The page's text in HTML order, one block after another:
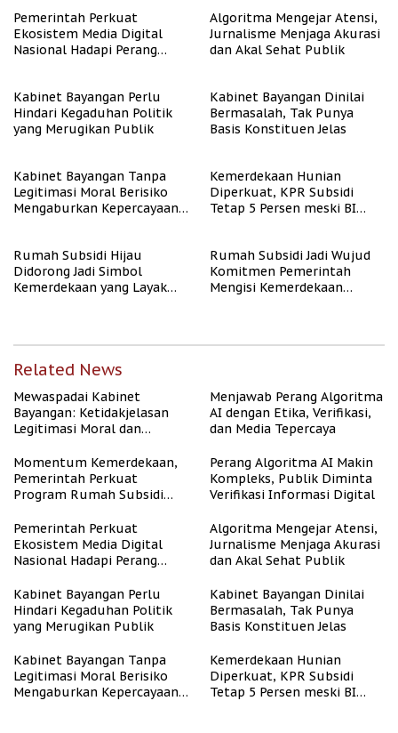
Pemerintah Perkuat
Ekosistem Media Digital
Nasional Hadapi Perang
Algoritma Mengejar Atensi,
Jurnalisme Menjaga Akurasi
dan Akal Sehat Publik
Kabinet Bayangan Perlu
Hindari Kegaduhan Politik
yang Merugikan Publik
Kabinet Bayangan Dinilai
Bermasalah, Tak Punya
Basis Konstituen Jelas
Kabinet Bayangan Tanpa
Legitimasi Moral Berisiko
Mengaburkan Kepercayaan
Kemerdekaan Hunian
Diperkuat, KPR Subsidi
Tetap 5 Persen meski BI
Rumah Subsidi Hijau
Didorong Jadi Simbol
Kemerdekaan yang Layak
Rumah Subsidi Jadi Wujud
Komitmen Pemerintah
Mengisi Kemerdekaan
Related News
Mewaspadai Kabinet
Bayangan: Ketidakjelasan
Legitimasi Moral dan
Menjawab Perang Algoritma
AI dengan Etika, Verifikasi,
dan Media Tepercaya
Momentum Kemerdekaan,
Pemerintah Perkuat
Program Rumah Subsidi
Berpenghasilan Rendah
Perang Algoritma AI Makin
Kompleks, Publik Diminta
Verifikasi Informasi Digital
Pemerintah Perkuat
Ekosistem Media Digital
Nasional Hadapi Perang
Algoritma Mengejar Atensi,
Jurnalisme Menjaga Akurasi
dan Akal Sehat Publik
Kabinet Bayangan Perlu
Hindari Kegaduhan Politik
yang Merugikan Publik
Kabinet Bayangan Dinilai
Bermasalah, Tak Punya
Basis Konstituen Jelas
Kabinet Bayangan Tanpa
Legitimasi Moral Berisiko
Mengaburkan Kepercayaan
Kemerdekaan Hunian
Diperkuat, KPR Subsidi
Tetap 5 Persen meski BI